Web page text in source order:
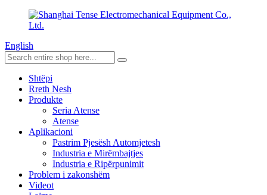
English
Shtëpi
Rreth Nesh
Produkte
Seria Atense
Atense
Aplikacioni
Pastrim Pjesësh Automjetesh
Industria e Mirëmbajtjes
Industria e Ripërpunimit
Problem i zakonshëm
Videot